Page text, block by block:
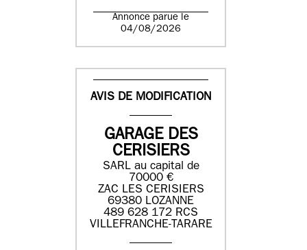
Annonce parue le
04/08/2026
AVIS DE MODIFICATION
GARAGE DES
CERISIERS
SARL au capital de
70000 €
ZAC LES CERISIERS
69380 LOZANNE
489 628 172 RCS
VILLEFRANCHE-TARARE